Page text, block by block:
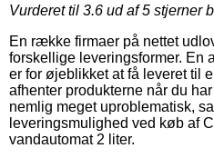
Vurderet til 3.6 ud af 5 stjerner
En række firmaer på nettet
forskellige leveringsformer. En
er for øjeblikket at få leveret til
afhenter produkterne når du
nemlig meget uproblematisk,
leveringsmulighed ved køb af
vandautomat 2 liter.